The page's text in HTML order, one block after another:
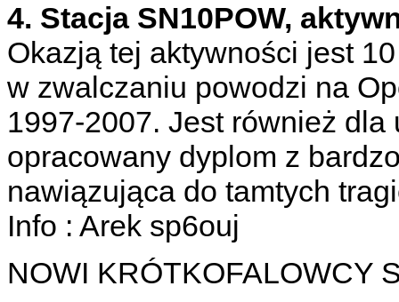
4. Stacja SN10POW,
Okazją tej aktywności jest
w zwalczaniu powodzi na
1997-2007. Jest również
opracowany dyplom z
nawiązująca do tamtych
Info : Arek sp6ouj
NOWI KRÓTKOFALOWCY